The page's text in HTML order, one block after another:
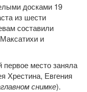
досками 19
из шести
составили
и
первое место заняла
Хрестина, Евгения
снимке).